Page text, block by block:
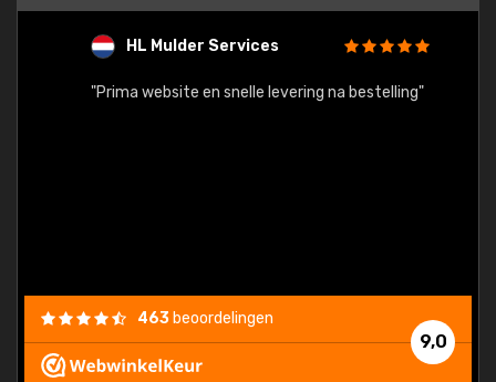
HL Mulder Services
"Prima website en snelle levering na bestelling"
9,0
463 beoordelingen